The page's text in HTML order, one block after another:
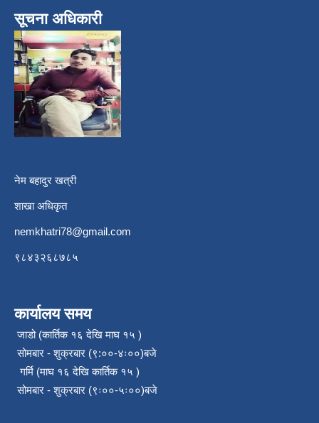
सूचना अधिकारी
नेम बहादुर खत्री
शाखा अधिकृत
nemkhatri78@gmail.com
९८४३२६८७८५
कार्यालय समय
जाडो (कार्तिक १६ देखि माघ १५ )
सोमबार - शुक्रबार (९:००-४ः००)बजे
गर्मि (माघ १६ देखि कार्तिक १५ )
सोमबार - शुक्रबार (९ः००-५ः००)बजे